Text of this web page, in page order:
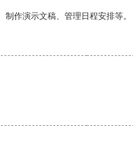
作演示文稿、管理日程安排等。